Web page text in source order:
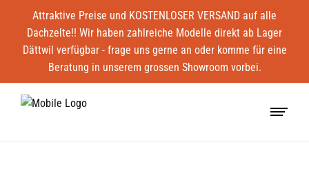
Attraktive Preise und KOSTENLOSER VERSAND auf alle
Dachzelte!! Wir haben zahlreiche Modelle direkt ab Lager
Dättwil verfügbar - frage uns gerne an oder komme für eine
Beratung in unserem grossen Showroom vorbei.